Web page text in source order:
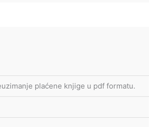
plaćene knjige u pdf formatu.